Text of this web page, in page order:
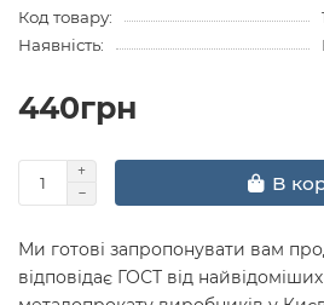
Код товару:
Наявність:
440грн
В
Ми готові запропонувати вам
відповідає ГОСТ від